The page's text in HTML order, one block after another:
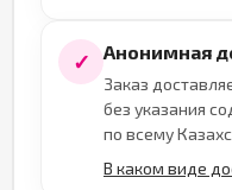
✓ Анонимная
Заказ
без указания
по всему
В каком виде